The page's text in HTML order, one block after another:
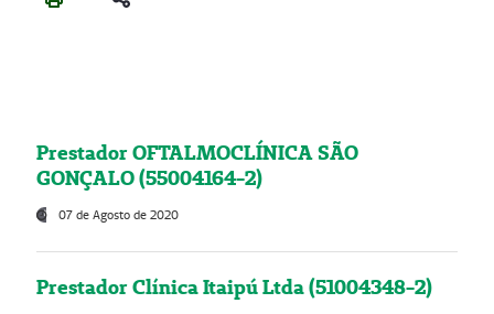
Prestador OFTALMOCLÍNICA SÃO
GONÇALO (55004164-2)
07 de Agosto de 2020
Prestador Clínica Itaipú Ltda (51004348-2)